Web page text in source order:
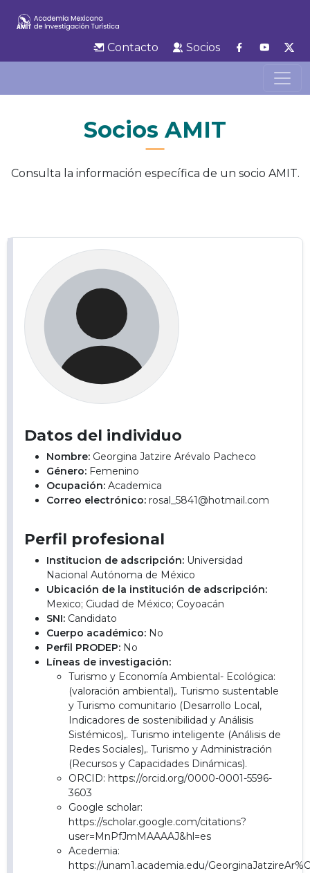
Contacto Socios
Socios AMIT
Consulta la información específica de un socio AMIT.
Datos del individuo
Nombre: Georgina Jatzire Arévalo Pacheco
Género: Femenino
Ocupación: Academica
Correo electrónico: rosal_5841@hotmail.com
Perfil profesional
Institucion de adscripción: Universidad
Nacional Autónoma de México
Ubicación de la institución de adscripción:
Mexico; Ciudad de México; Coyoacán
SNI: Candidato
Cuerpo académico: No
Perfil PRODEP: No
Líneas de investigación:
Turismo y Economía Ambiental- Ecológica:
(valoración ambiental),. Turismo sustentable
y Turismo comunitario (Desarrollo Local,
Indicadores de sostenibilidad y Análisis
Sistémicos),. Turismo inteligente (Análisis de
Redes Sociales),. Turismo y Administración
(Recursos y Capacidades Dinámicas).
ORCID: https://orcid.org/0000-0001-5596-
3603
Google scholar:
https://scholar.google.com/citations?
user=MnPfJmMAAAAJ&hl=es
Acedemia:
https://unam1.academia.edu/